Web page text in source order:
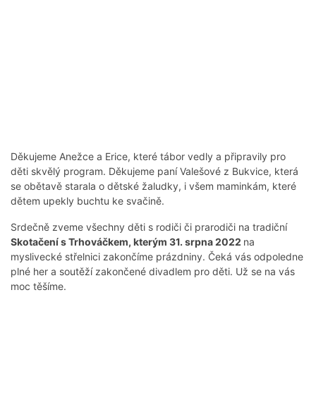
Děkujeme Anežce a Erice, které tábor vedly a připravily pro
děti skvělý program. Děkujeme paní Valešové z Bukvice, která
se obětavě starala o dětské žaludky, i všem maminkám, které
dětem upekly buchtu ke svačině.
Srdečně zveme všechny děti s rodiči či prarodiči na tradiční
Skotačení s Trhováčkem, kterým 31. srpna 2022 na
myslivecké střelnici zakončíme prázdniny. Čeká vás odpoledne
plné her a soutěží zakončené divadlem pro děti. Už se na vás
moc těšíme.